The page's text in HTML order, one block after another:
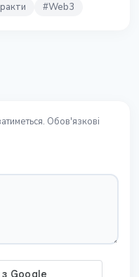
#Web3
Обов'язкові